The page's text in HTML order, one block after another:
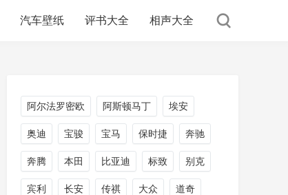
汽车壁纸 评书大全 相声大全
阿尔法罗密欧 阿斯顿马丁 埃安
奥迪 宝骏 宝马 保时捷 奔驰
奔腾 本田 比亚迪 标致 别克
宾利 长安 传祺 大众 道奇